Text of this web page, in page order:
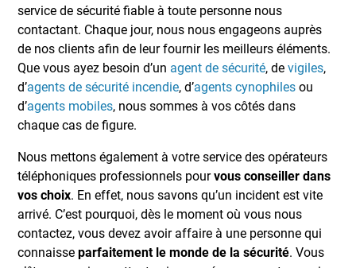
service de sécurité fiable à toute personne nous
contactant. Chaque jour, nous nous engageons auprès
de nos clients afin de leur fournir les meilleurs éléments.
Que vous ayez besoin d’un agent de sécurité, devigiles,
d’agents de sécurité incendie, d’agents cynophiles ou
d’agents mobiles, nous sommes à vos côtés dans
chaque cas de figure.
Nous mettons également à votre service des opérateurs
téléphoniques professionnels pourvous conseiller dans
vos choix. En effet, nous savons qu’un incident est vite
arrivé. C’est pourquoi, dès le moment où vous nous
contactez, vous devez avoir affaire à une personne qui
connaisseparfaitement le monde de la sécurité. Vous